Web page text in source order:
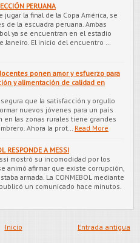
PERUANA
jugar la final de la Copa América, se
de la escuadra peruana. Ambas
ya se encuentran en el estadio
Janeiro. El inicio del encuentro …
ponen amor y esfuerzo para
y alimentación de calidad en
que la satisfacción y orgullo
nuevos jóvenes para un país
en las zonas rurales tiene grandes
Ahora la prot…
Read More
RESPONDE A MESSI
mostró su incomodidad por los
animó afirmar que existe corrupción,
armada. La CONMEBOL mediante
un comunicado hace minutos.
Entrada antigua
Inicio